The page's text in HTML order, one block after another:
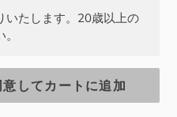
いたします。20歳以上の
意してカートに追加